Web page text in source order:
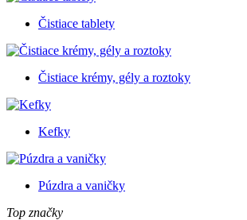
Čistiace tablety
Čistiace krémy, gély a roztoky
Kefky
Púzdra a vaničky
Top značky